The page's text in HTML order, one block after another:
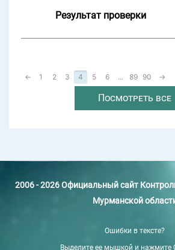
Результат проверки
← 1 2 3 4 5 6 ... 89 90 →
Посмотреть все
2006 - 2026 Официальный сайт
Мурманской
Ошибки в тексте?
Выделите ее мышкой и нажмите